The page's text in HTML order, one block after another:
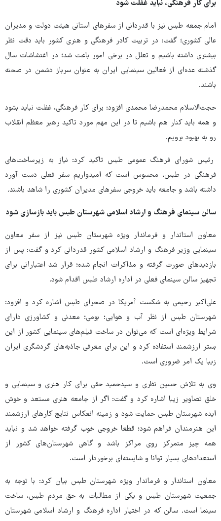
برای کار فرهنگی، نباید غفلت شود
امام جمعه طبس نیز با قدردانی از سفرهای استانی هیئت دولت و مدیران
عالی کشوری؛ گفت: در تربیت کادر فرهنگی و هنری کشور باید دقت نظر
بیشتری داشته باشیم و تعلل در برخی امور باعث شد؛ در اغتشاشات سال
گذشته عده‌ای از فعالین سینمایی ایران به عنوان سرباز دشمن در صحنه
باشند.
حجت‌الاسلام محمدرضا محمدی افزود: برای کار فرهنگی، غفلت نباید بشود
و همه باید کنار هم باشیم تا در این مهم مورد تاکید رهبر معظم انقلاب
رو به بهبود برویم.
رئیس شورای فرهنگ عمومی طبس تاکید کرد: نیاز به زیرساخت‌های
فرهنگی در طبس، محسوس است که امیدواریم سفر فعلی دست آورد
داشته باشد و جامعه باید خروجی سفرهای مدیران کشوری را شاهد باشند.
سالن سینمای فرهنگ و ارشاد اسلامی شهرستان طبس باید بازسازی شود
معاون استاندار و فرماندار ویژه شهرستان طبس نیز از سفر معاون
سینمایی وزیر فرهنگ و ارشاد اسلامی کشور قدردانی کرد و گفت: پس از
بازدیدهای صورت گرفته و مذاکرات انجام شده؛ قرار شد اعتباراتی برای
تجهیز سالن سینمای فعلی در اداره ارشاد طبس اقدام شود.
علی‌اکبر رحیمی به شکست آمریکا در صحرای طبس اشاره کرد و افزود:
شهرستان طبس از نظر آب و هوایی؛ بومی؛ معدنی و کشاورزی دارای
شرایط ویژه‌ای است که می‌توان در ساخت فیلم‌های سینمایی کشور از این
بستر ارزشمند استفاده کرد و این برای معرفی جاذبه‌های گردشگری ایران
زیبا یک امر ضروری است.
وی به تلاش حسین نظری و سیدحمید حقی برای کار هنری و سینمایی و
خلق تصاویر زیبا اشاره کرد و گفت: اگر از جامعه هنری مستعد و خوش
ایده شهرستان طبس حمایت شود و زمینه انعکاس نتایج کارهای ارزشمند
این هنرمندان فراهم شود؛ قطعا خروجی خوب گرفته خواهد شد و نباید
همه چیز متمرکز روی مراکز باشد و گاهی شهرستان‌های کشور از
استعدادهای بسیار توانا و شایسته‌ای برخوردار است.
معاون استاندار و فرماندار ویژه شهرستان طبس بیان کرد: با توجه به
جمعیت شهرستان طبس و یکی از مطالبات به حق مردم طبس، ساخت
سینما است. سالن که در اختیار اداره فرهنگ و ارشاد اسلامی شهرستان